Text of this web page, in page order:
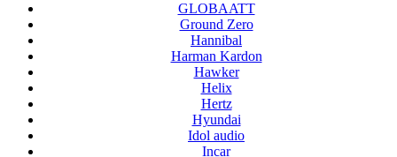
GLOBAATT
Ground Zero
Hannibal
Harman Kardon
Hawker
Helix
Hertz
Hyundai
Idol audio
Incar